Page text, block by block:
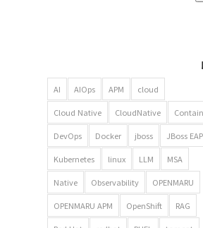
AI AIOps APM cloud
Cloud Native CloudNative
DevOps Docker jboss JBoss EAP
Kubernetes linux LLM MSA
Native Observability OPENMARU
OPENMARU APM OpenShift RAG